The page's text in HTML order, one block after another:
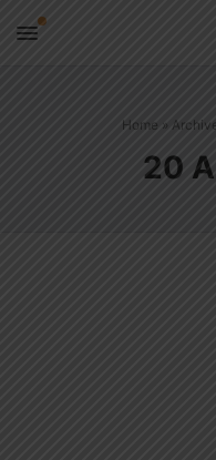
Home »
20